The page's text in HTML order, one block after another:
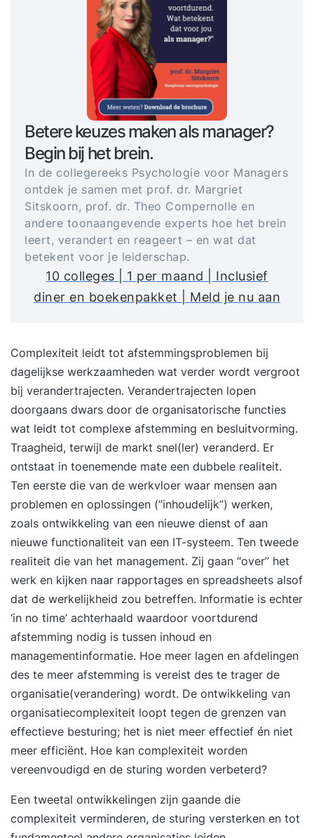
Betere keuzes maken als manager?
Begin bij het brein.
In de collegereeks Psychologie voor Managers
ontdek je samen met prof. dr. Margriet
Sitskoorn, prof. dr. Theo Compernolle en
andere toonaangevende experts hoe het brein
leert, verandert en reageert – en wat dat
betekent voor je leiderschap.
10 colleges | 1 per maand | Inclusief
diner en boekenpakket | Meld je nu aan
Complexiteit leidt tot afstemmingsproblemen bij
dagelijkse werkzaamheden wat verder wordt vergroot
bij verandertrajecten. Verandertrajecten lopen
doorgaans dwars door de organisatorische functies
wat leidt tot complexe afstemming en besluitvorming.
Traagheid, terwijl de markt snel(ler) veranderd. Er
ontstaat in toenemende mate een dubbele realiteit.
Ten eerste die van de werkvloer waar mensen aan
problemen en oplossingen (”inhoudelijk”) werken,
zoals ontwikkeling van een nieuwe dienst of aan
nieuwe functionaliteit van een IT-systeem. Ten tweede
realiteit die van het management. Zij gaan “over” het
werk en kijken naar rapportages en spreadsheets alsof
dat de werkelijkheid zou betreffen. Informatie is echter
‘in no time’ achterhaald waardoor voortdurend
afstemming nodig is tussen inhoud en
managementinformatie. Hoe meer lagen en afdelingen
des te meer afstemming is vereist des te trager de
organisatie(verandering) wordt. De ontwikkeling van
organisatiecomplexiteit loopt tegen de grenzen van
effectieve besturing; het is niet meer effectief én niet
meer efficiënt. Hoe kan complexiteit worden
vereenvoudigd en de sturing worden verbeterd?
Een tweetal ontwikkelingen zijn gaande die
complexiteit verminderen, de sturing versterken en tot